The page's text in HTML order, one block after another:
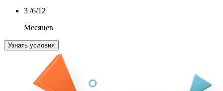
3 /6/12
Месяцев
Узнать условия